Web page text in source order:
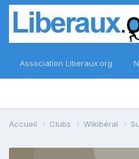
Association Liberaux.org
Accueil Clubs Wikibéral